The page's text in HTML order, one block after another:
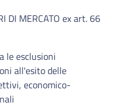
DI MERCATO ex art. 66
le esclusioni
all'esito delle
economico-